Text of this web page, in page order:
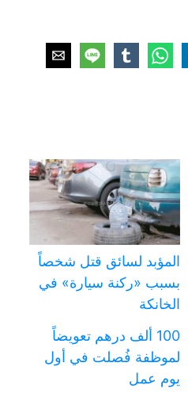
المؤبد لسائق قتل شخصاً
بسبب «ركنة سيارة» في
الخانكة
100 ألف درهم تعويضاً
لموظفة فُصلت في أول
يوم عمل